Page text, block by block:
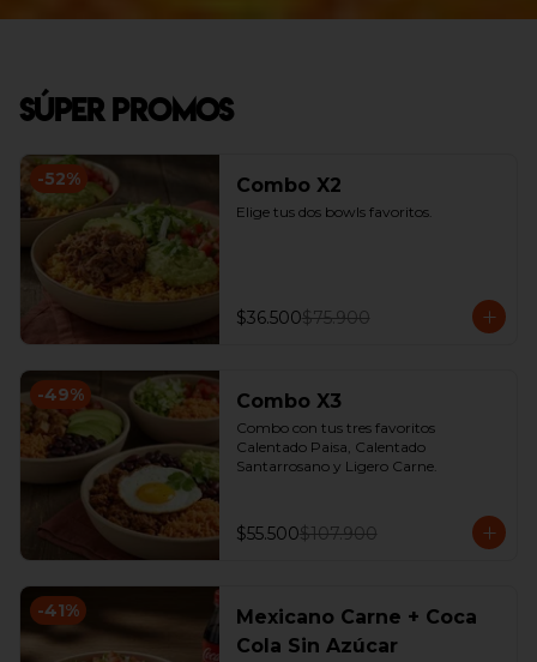
Súper Promos
-52% Combo X2
Elige tus dos bowls favoritos.
$36.500$75.900
-49% Combo X3
Combo con tus tres favoritos
Calentado Paisa, Calentado
Santarrosano y Ligero Carne.
$55.500$107.900
-41%
Mexicano Carne + Coca
Cola Sin Azúcar